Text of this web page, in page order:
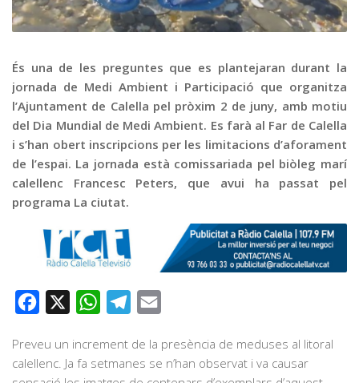
Publicitat
Contacte
És una de les preguntes que es plantejaran durant la
jornada de Medi Ambient i Participació que organitza
l’Ajuntament de Calella pel pròxim 2 de juny, amb motiu
del Dia Mundial de Medi Ambient. Es farà al Far de Calella
i s’han obert inscripcions per les limitacions d’aforament
de l’espai. La jornada està comissariada pel biòleg marí
calellenc Francesc Peters, que avui ha passat pel
programa La ciutat.
Facebook WhatsAppTelegram
Preveu un increment de la presència de meduses al litoral
calellenc. Ja fa setmanes se n’han observat i va causar